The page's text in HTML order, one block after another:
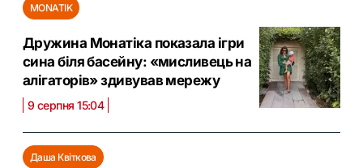
MONATIK
Дружина Монатіка показала ігри
сина біля басейну: «мисливець на
алігаторів» здивував мережу
9 серпня 15:04
Даша Квіткова